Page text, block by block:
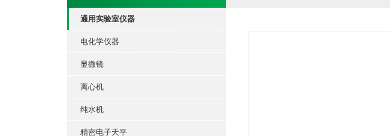
通用实验室仪器
电化学仪器
显微镜
离心机
纯水机
精密电子天平